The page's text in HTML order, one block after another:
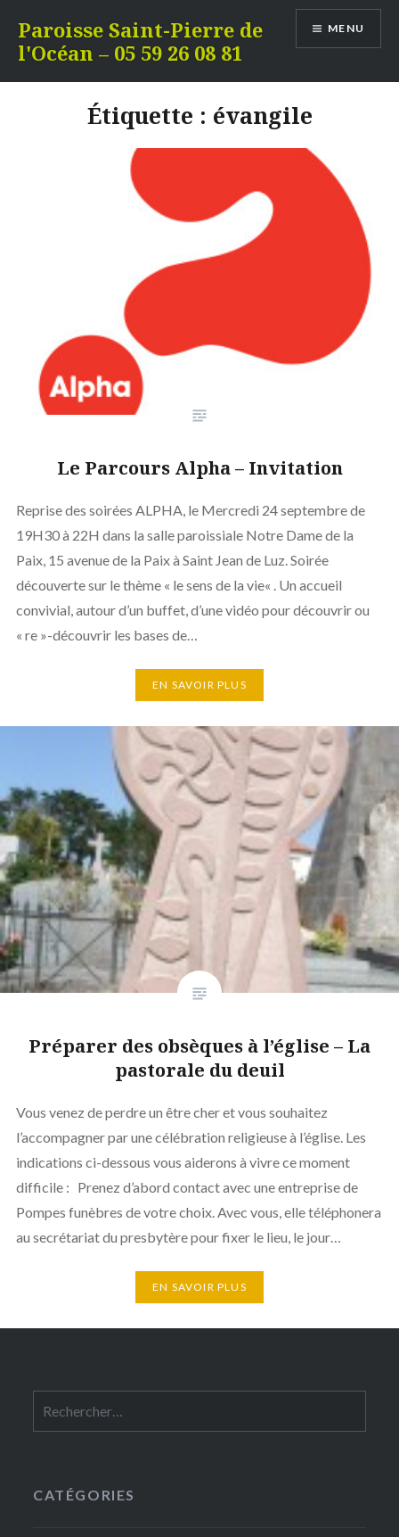
contenu
Paroisse Saint-Pierre de
l'Océan – 05 59 26 08 81
MENU
Étiquette : évangile
Le Parcours Alpha – Invitation
Reprise des soirées ALPHA, le Mercredi 24 septembre de
19H30 à 22H dans la salle paroissiale Notre Dame de la
Paix, 15 avenue de la Paix à Saint Jean de Luz. Soirée
découverte sur le thème « le sens de la vie« . Un accueil
convivial, autour d’un buffet, d’une vidéo pour découvrir ou
« re »-découvrir les bases de…
EN SAVOIR PLUS
Préparer des obsèques à l’église – La
pastorale du deuil
Vous venez de perdre un être cher et vous souhaitez
l’accompagner par une célébration religieuse à l’église. Les
indications ci-dessous vous aiderons à vivre ce moment
difficile : Prenez d’abord contact avec une entreprise de
Pompes funèbres de votre choix. Avec vous, elle téléphonera
au secrétariat du presbytère pour fixer le lieu, le jour…
EN SAVOIR PLUS
CATÉGORIES